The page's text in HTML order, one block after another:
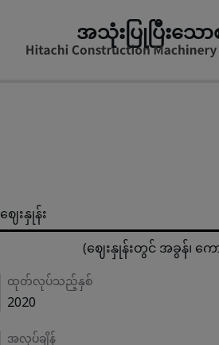
အသုံးပြုပြီးသေ
ဈေးနှုန်း
(ဈေးနှုန်းတွင် အခွန်၊ က
Details
ထုတ်လုပ်သည့်နှစ်
2020
အလုပ်ချိန်